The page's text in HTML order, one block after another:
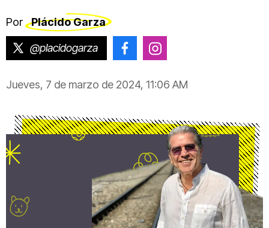
Por Plácido Garza
@placidogarza @placido.garza
Jueves, 7 de marzo de 2024, 11:06 AM